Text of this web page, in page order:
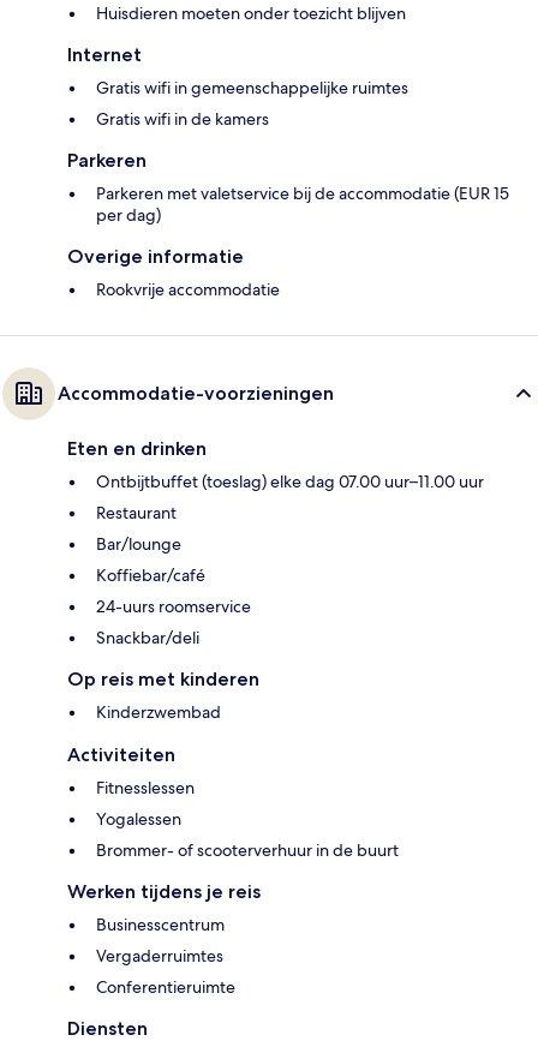
Huisdieren moeten onder toezicht blijven
Internet
Gratis wifi in gemeenschappelijke ruimtes
Gratis wifi in de kamers
Parkeren
Parkeren met valetservice bij de accommodatie (EUR 15
per dag)
Overige informatie
Rookvrije accommodatie
Accommodatie-voorzieningen
Eten en drinken
Ontbijtbuffet (toeslag) elke dag 07.00 uur–11.00 uur
Restaurant
Bar/lounge
Koffiebar/café
24-uurs roomservice
Snackbar/deli
Op reis met kinderen
Kinderzwembad
Activiteiten
Fitnesslessen
Yogalessen
Brommer- of scooterverhuur in de buurt
Werken tijdens je reis
Businesscentrum
Vergaderruimtes
Conferentieruimte
Diensten